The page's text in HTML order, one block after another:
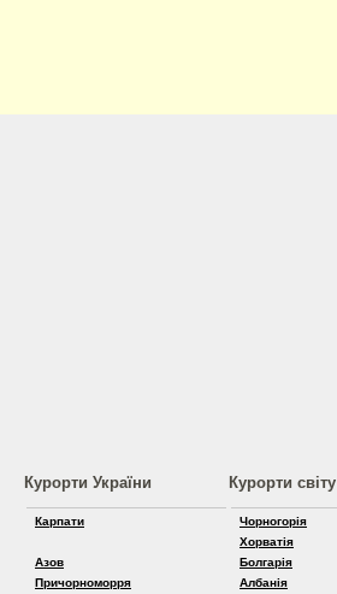
Курорти України
Карпати
Азов
Причорноморря
Курорти світу
Чорногорія
Хорватія
Болгарія
Албанія